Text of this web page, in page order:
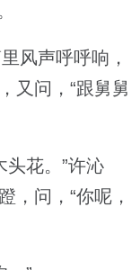
风声呼呼响，
又问，“跟舅舅
花。”许沁
，问，“你呢，